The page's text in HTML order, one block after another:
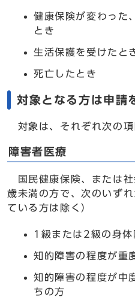
健康保険が変わった
とき
生活保護を受けたと
死亡したとき
対象となる方は申請
対象は、それぞれ次の項
障害者医療
国民健康保険、または
歳未満の方で、次のいず
ている方は除く）
1級または2級の身
知的障害の程度が重
知的障害の程度が中
ちの方